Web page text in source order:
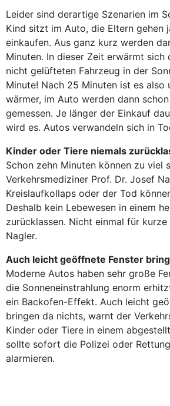
Leider sind derartige Szenarien im
Kind sitzt im Auto, die Eltern gehen
einkaufen. Aus ganz kurz werden
Minuten. In dieser Zeit erwärmt sich
nicht gelüfteten Fahrzeug in der
Minute! Nach 25 Minuten ist es also
wärmer, im Auto werden dann
gemessen. Je länger der Einkauf
wird es. Autos verwandeln sich in
Kinder oder Tiere niemals
Schon zehn Minuten können zu viel
Verkehrsmediziner Prof. Dr. Josef
Kreislaufkollaps oder der Tod
Deshalb kein Lebewesen in einem
zurücklassen. Nicht einmal für
Nagler.
Auch leicht geöffnete Fenster
Moderne Autos haben sehr große
die Sonneneinstrahlung enorm
ein Backofen-Effekt. Auch leicht
bringen da nichts, warnt der
Kinder oder Tiere in einem
sollte sofort die Polizei oder
alarmieren.